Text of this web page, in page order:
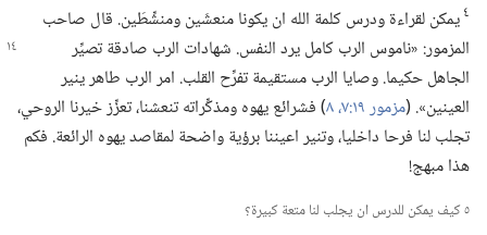
٤يمكن لقراءة ودرس كلمة الله ان يكونا منعشَين ومنشِّطَين.‏ قال صاحب
المزمور:‏ «ناموس الرب كامليرد النفس.‏ شهادات الرب صادقة تصيِّر
الجاهل حكيما.‏ وصايا الرب مستقيمة تفرِّح القلب.‏ امر الرب طاهر ينير
العينين».‏ (‏مزمور ١٩:‏٧،‏ ٨
‏)‏ فشرائع يهوه ومذكِّراته تنعشنا،‏ تعزِّز خيرنا الروحي،‏
تجلب لنا فرحا داخليا،‏ وتنير اعيننا برؤية واضحة لمقاصد يهوه الرائعة.‏ فكم
هذا مبهج!‏
٥ كيف يمكن للدرس ان يجلب لنا متعة كبيرة؟‏